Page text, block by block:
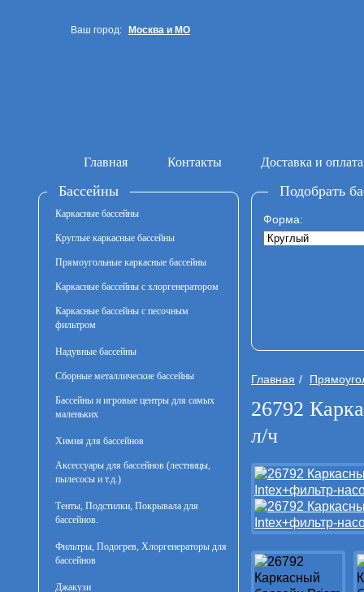
Ваш город:
Москва и МО
Главная Контакты Доставка и оплата
Бассейны
Каркасные бассейны
Круглые каркасные бассейны
Прямоугольные каркасные бассейны
Каркасные бассейны с хлоргенератором
Каркасные бассейны с песочным
фильтром
Надувные бассейны
Сборные металлические бассейны
Бассейны и игровые центры для самых
маленьких
Химия для бассейнов
Аксессуары для бассейнов (лестницы,
пылесосы и т.д.)
Тенты, Подстилки, Покрывала для
бассейнов.
Фильтры, Подогрев, Хлоргенераторы для
бассейнов
Джакузи
Подобрать
Форма:
Главная
26792
л/ч